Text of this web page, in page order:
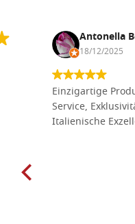
Antonella
18/12/2025
Einzigartige
Service,
Italienische